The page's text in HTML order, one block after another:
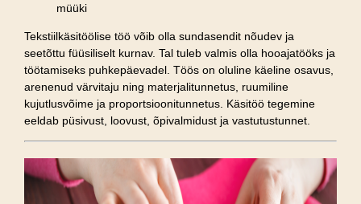
müüki
Tekstiilkäsitöölise töö võib olla sundasendit nõudev ja
seetõttu füüsiliselt kurnav. Tal tuleb valmis olla hooajatööks ja
töötamiseks puhkepäevadel. Töös on oluline käeline osavus,
arenenud värvitaju ning materjalitunnetus, ruumiline
kujutlusvõime ja proportsioonitunnetus. Käsitöö tegemine
eeldab püsivust, loovust, õpivalmidust ja vastutustunnet.